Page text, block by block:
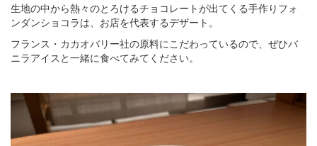
生地の中から熱々のとろけるチョコレートが出てくる手作りフォ
ンダンショコラは、お店を代表するデザート。
フランス・カカオバリー社の原料にこだわっているので、ぜひバ
ニラアイスと一緒に食べてみてください。